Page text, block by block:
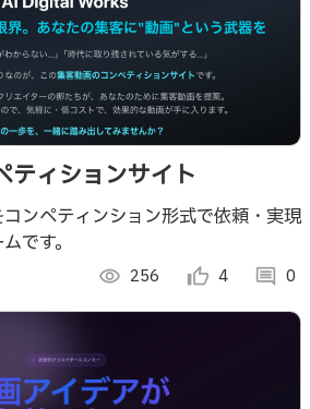
ティションサイト
ンペティンション形式で依頼・実現
です。
visibility 256 thumb_up_alt 4 comment 0